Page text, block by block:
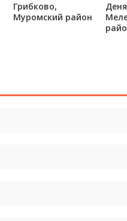
Грибково,
Муромский район